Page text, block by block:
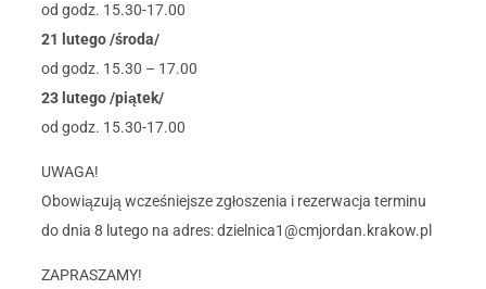
od godz. 15.30-17.00
21 lutego /środa/
od godz. 15.30 – 17.00
23 lutego /piątek/
od godz. 15.30-17.00
UWAGA!
Obowiązują wcześniejsze zgłoszenia i rezerwacja terminu
do dnia 8 lutego na adres: dzielnica1@cmjordan.krakow.pl
ZAPRASZAMY!